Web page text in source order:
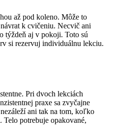
až pod koleno. Môže to
k cvičeniu. Necvič ani
týždeň aj v pokoji. Toto sú
si rezervuj individuálnu lekciu.
Pri dvoch lekciách
praxe sa zvyčajne
ani tak na tom, koľko
potrebuje opakované,